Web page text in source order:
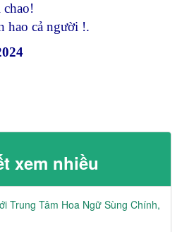
cả người !.
xem nhiều
Trung Tâm Hoa Ngữ Sùng Chính,